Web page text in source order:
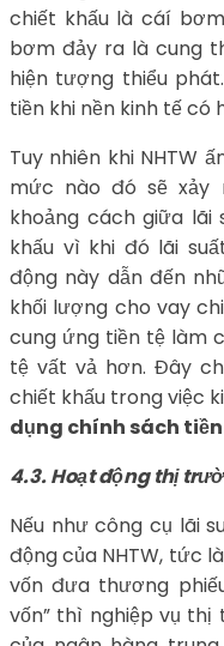
chiết khấu là cáí
bơm đảy ra là cung
hiện tượng thiểu
tiền khi nền kinh tế có
Tuy nhiên khi NHTW
mức nào đó sẽ xảy
khoảng cách giữa
khấu vì khi đó lãi
động này dẫn đến
khối lượng cho vay
cung ứng tiền tệ làm
tệ vất vả hơn. Đây
chiết khấu trong việc
dụng chính sách
4.3. Hoạt động thị
Nếu như công cụ lãi
động của NHTW, tức
vốn đưa thương
vốn” thì nghiệp vụ